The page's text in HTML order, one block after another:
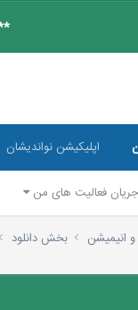
جریان فعالیت های من
اپلیکیشن نواندیشان
انیمیشن بخش دانلود